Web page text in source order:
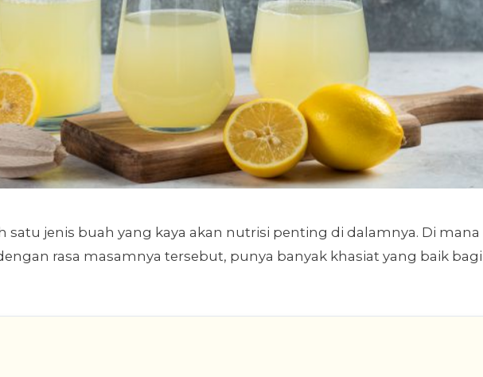
satu jenis buah yang kaya akan nutrisi penting di dalamnya. Di mana
rasa masamnya tersebut, punya banyak khasiat yang baik bagi